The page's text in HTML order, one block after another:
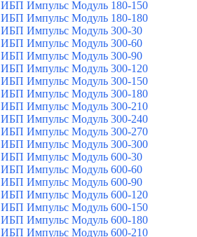
ИБП Импульс Модуль 180-150
ИБП Импульс Модуль 180-180
ИБП Импульс Модуль 300-30
ИБП Импульс Модуль 300-60
ИБП Импульс Модуль 300-90
ИБП Импульс Модуль 300-120
ИБП Импульс Модуль 300-150
ИБП Импульс Модуль 300-180
ИБП Импульс Модуль 300-210
ИБП Импульс Модуль 300-240
ИБП Импульс Модуль 300-270
ИБП Импульс Модуль 300-300
ИБП Импульс Модуль 600-30
ИБП Импульс Модуль 600-60
ИБП Импульс Модуль 600-90
ИБП Импульс Модуль 600-120
ИБП Импульс Модуль 600-150
ИБП Импульс Модуль 600-180
ИБП Импульс Модуль 600-210